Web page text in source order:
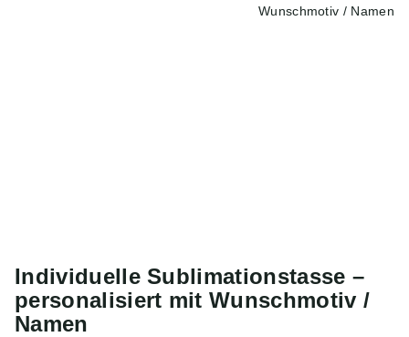
Individuelle Sublimationstasse –
personalisiert mit Wunschmotiv /
Namen